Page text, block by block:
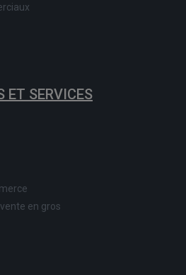
ET SERVICES
en gros